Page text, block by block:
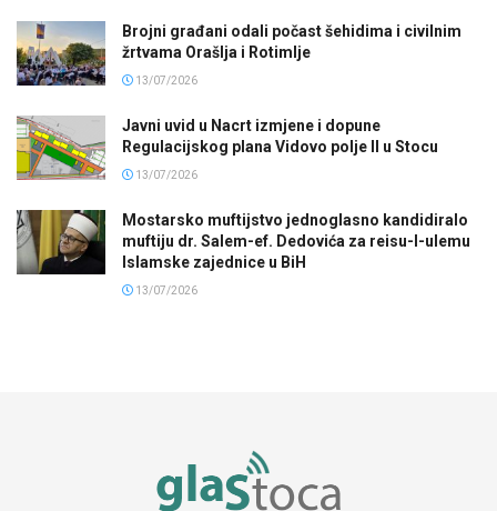
Brojni građani odali počast šehidima i civilnim
žrtvama Orašlja i Rotimlje
13/07/2026
Javni uvid u Nacrt izmjene i dopune
Regulacijskog plana Vidovo polje II u Stocu
13/07/2026
Mostarsko muftijstvo jednoglasno kandidiralo
muftiju dr. Salem-ef. Dedovića za reisu-l-ulemu
Islamske zajednice u BiH
13/07/2026